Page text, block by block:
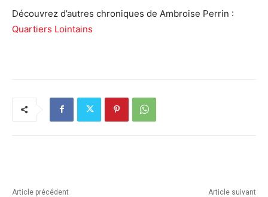
Découvrez d’autres chroniques de Ambroise Perrin :
Quartiers Lointains
Article précédent Article suivant